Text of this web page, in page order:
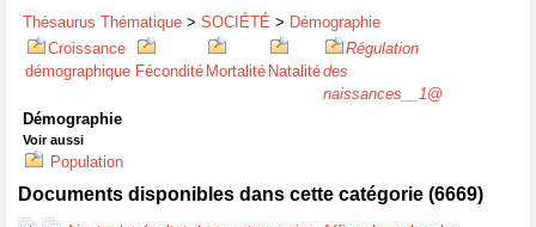
Thésaurus Thématique > SOCIÉTÉ > Démographie
Croissance
démographique Fécondité Mortalité Natalité
Régulation
des
naissances__1@
Démographie
Voir aussi
Population
Documents disponibles dans cette catégorie (6669)